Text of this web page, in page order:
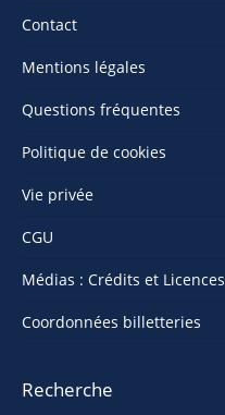
Contact
Mentions légales
Questions fréquentes
Politique de cookies
Vie privée
CGU
Médias : Crédits et Licences
Coordonnées billetteries
Recherche